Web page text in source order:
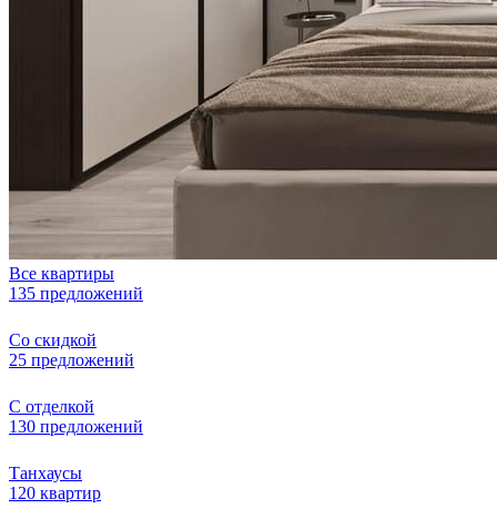
Все квартиры
135 предложений
Со скидкой
25 предложений
С отделкой
130 предложений
Танхаусы
120 квартир